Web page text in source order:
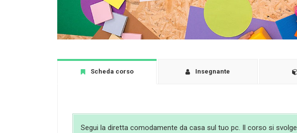
Scheda corso Insegnante
Segui la diretta comodamente da casa sul tuo pc. Il corso si svolge